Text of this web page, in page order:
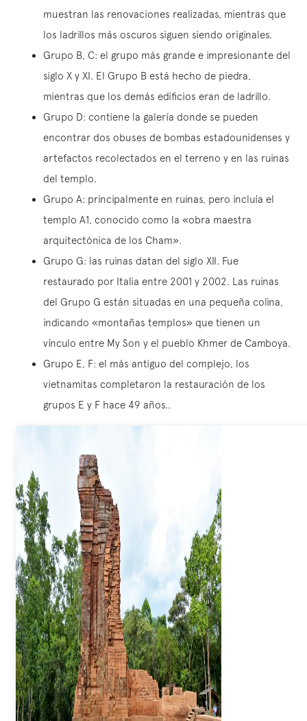
muestran las renovaciones realizadas, mientras que
los ladrillos más oscuros siguen siendo originales.
Grupo B, C: el grupo más grande e impresionante del
siglo X y XI. El Grupo B está hecho de piedra,
mientras que los demás edificios eran de ladrillo.
Grupo D: contiene la galería donde se pueden
encontrar dos obuses de bombas estadounidenses y
artefactos recolectados en el terreno y en las ruinas
del templo.
Grupo A: principalmente en ruinas, pero incluía el
templo A1, conocido como la «obra maestra
arquitectónica de los Cham».
Grupo G: las ruinas datan del siglo XII. Fue
restaurado por Italia entre 2001 y 2002. Las ruinas
del Grupo G están situadas en una pequeña colina,
indicando «montañas templos» que tienen un
vínculo entre My Son y el pueblo Khmer de Camboya.
Grupo E, F: el más antiguo del complejo, los
vietnamitas completaron la restauración de los
grupos E y F hace 49 años..